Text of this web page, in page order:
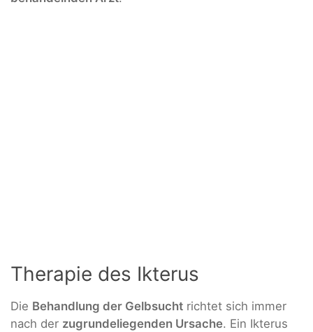
Therapie des Ikterus
Die Behandlung der Gelbsucht richtet sich immer
nach der zugrundeliegenden Ursache. Ein Ikterus